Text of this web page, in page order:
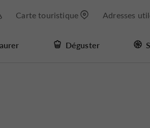
Carte touristique Adresses
Déguster